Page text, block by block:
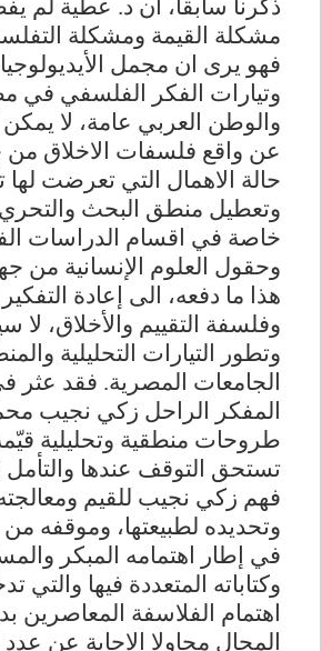
ذكرنا سابقا، ان د. عطية لم
مشكلة القيمة ومشكلة
فهو يرى ان مجمل
وتيارات الفكر الفلسفي في
والوطن العربي عامة، لا
عن واقع فلسفات الاخلاق
حالة الاهمال التي تعرضت
وتعطيل منطق البحث والتحري
خاصة في اقسام الدراسات
وحقول العلوم الإنسانية من
هذا ما دفعه، الى إعادة
وفلسفة التقييم والأخلاق، لا
وتطور التيارات التحليلية
الجامعات المصرية. فقد عثر
المفكر الراحل زكي نجيب
طروحات منطقية وتحليلية
تستحق التوقف عندها
فهم زكي نجيب للقيم ومعالجته
وتحديده لطبيعتها، وموقفه
في إطار اهتمامه المبكر
وكتاباته المتعددة فيها والتي
اهتمام الفلاسفة المعاصرين
المجال محاولا الإجابة عن